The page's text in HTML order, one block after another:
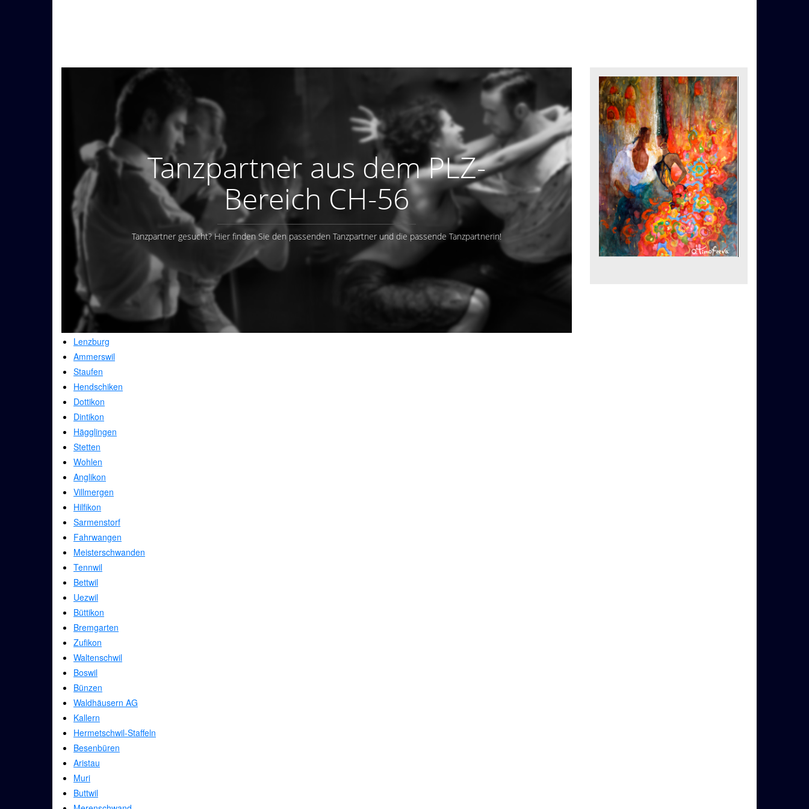
Tanzpartner aus dem PLZ-
Bereich CH-56
Tanzpartner gesucht? Hier finden Sie den passenden Tanzpartner und die passende Tanzpartnerin!
Lenzburg
Ammerswil
Staufen
Hendschiken
Dottikon
Dintikon
Hägglingen
Stetten
Wohlen
Anglikon
Villmergen
Hilfikon
Sarmenstorf
Fahrwangen
Meisterschwanden
Tennwil
Bettwil
Uezwil
Büttikon
Bremgarten
Zufikon
Waltenschwil
Boswil
Bünzen
Waldhäusern AG
Kallern
Hermetschwil-Staffeln
Besenbüren
Aristau
Muri
Buttwil